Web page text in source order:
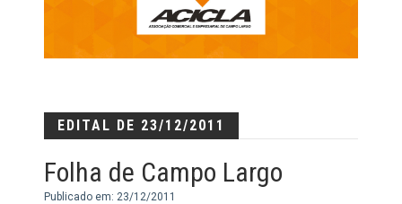
EDITAL DE 23/12/2011
Folha de Campo Largo
Publicado em: 23/12/2011